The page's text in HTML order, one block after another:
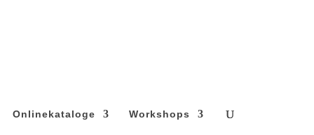
Onlinekataloge Workshops